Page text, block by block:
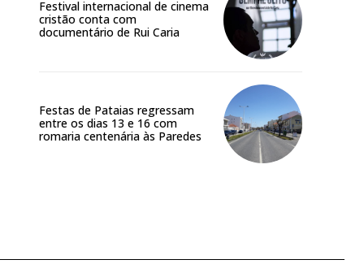
Festival internacional de cinema
cristão conta com
documentário de Rui Caria
Festas de Pataias regressam
entre os dias 13 e 16 com
romaria centenária às Paredes